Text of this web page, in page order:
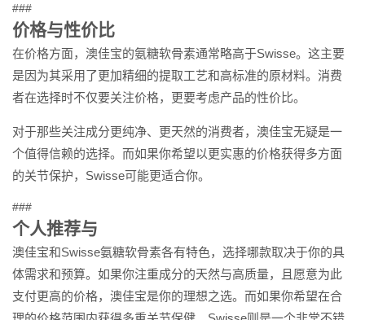
###
价格与性价比
在价格方面，澳佳宝的氨糖软骨素通常略高于Swisse。这主要
是因为其采用了更加精细的提取工艺和高标准的原材料。消费
者在选择时不仅要关注价格，更要考虑产品的性价比。
对于那些关注成分更纯净、更天然的消费者，澳佳宝无疑是一
个值得信赖的选择。而如果你希望以更实惠的价格获得多方面
的关节保护，Swisse可能更适合你。
###
个人推荐与
澳佳宝和Swisse氨糖软骨素各有特色，选择哪款取决于你的具
体需求和预算。如果你注重成分的天然与高质量，且愿意为此
支付更高的价格，澳佳宝是你的理想之选。而如果你希望在合